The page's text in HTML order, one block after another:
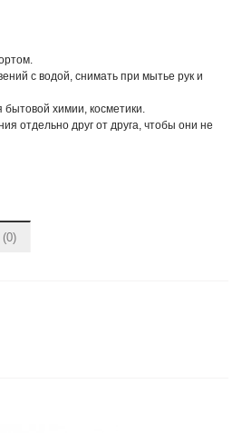
с водой, снимать при мытье рук и
химии, косметики.
отдельно друг от друга, чтобы они не